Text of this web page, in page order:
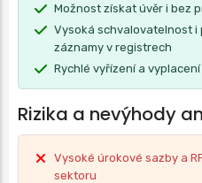
Možnost získat úvěr i bez
Vysoká schvalovatelnost i
záznamy v registrech
Rychlé vyřízení a
Rizika a nevýhody
Vysoké úrokové sazby a
sektoru